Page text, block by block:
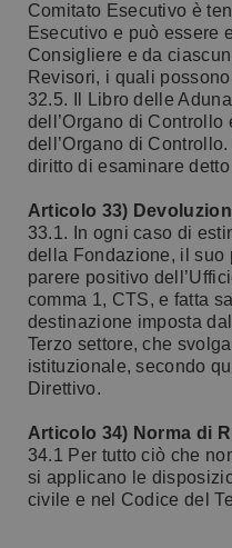
Comitato Esecutivo è
Esecutivo e può essere
Consigliere e da
Revisori, i quali
32.5. Il Libro delle
dell’Organo di Controllo
dell’Organo di
diritto di esaminare
Articolo 33)
33.1. In ogni caso di
della Fondazione, il suo
parere positivo
comma 1, CTS, e fatta
destinazione imposta
Terzo settore, che
istituzionale, secondo
Direttivo.
Articolo 34) Norma di
34.1 Per tutto ciò che
si applicano le
civile e nel Codice del